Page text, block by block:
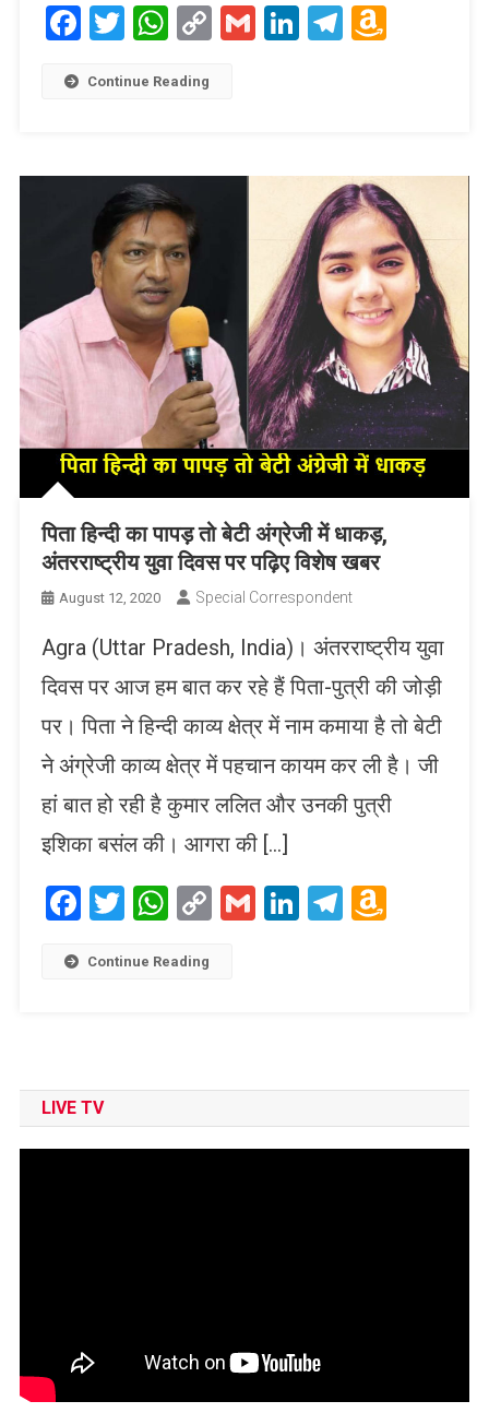
Facebook
TwitterWhatsApp
CopyGmailLinkedIn
Telegram
Continue Reading
पिता हिन्दी का पापड़ तो बेटी अंग्रेजी में धाकड़,
अंतरराष्ट्रीय युवा दिवस पर पढ़िए विशेष खबर
August 12, 2020 Special Correspondent
Agra (Uttar Pradesh, India)। अंतरराष्ट्रीय युवा
दिवस पर आज हम बात कर रहे हैं पिता-पुत्री की जोड़ी
पर। पिता ने हिन्दी काव्य क्षेत्र में नाम कमाया है तो बेटी
ने अंग्रेजी काव्य क्षेत्र में पहचान कायम कर ली है। जी
हां बात हो रही है कुमार ललित और उनकी पुत्री
इशिका बसंल की। आगरा की […]
Facebook
Twitter
WhatsApp
CopyGmailLinkedIn
Telegram
Continue Reading
LIVE TV